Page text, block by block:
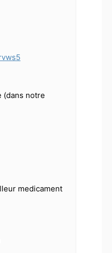
(dans notre
medicament